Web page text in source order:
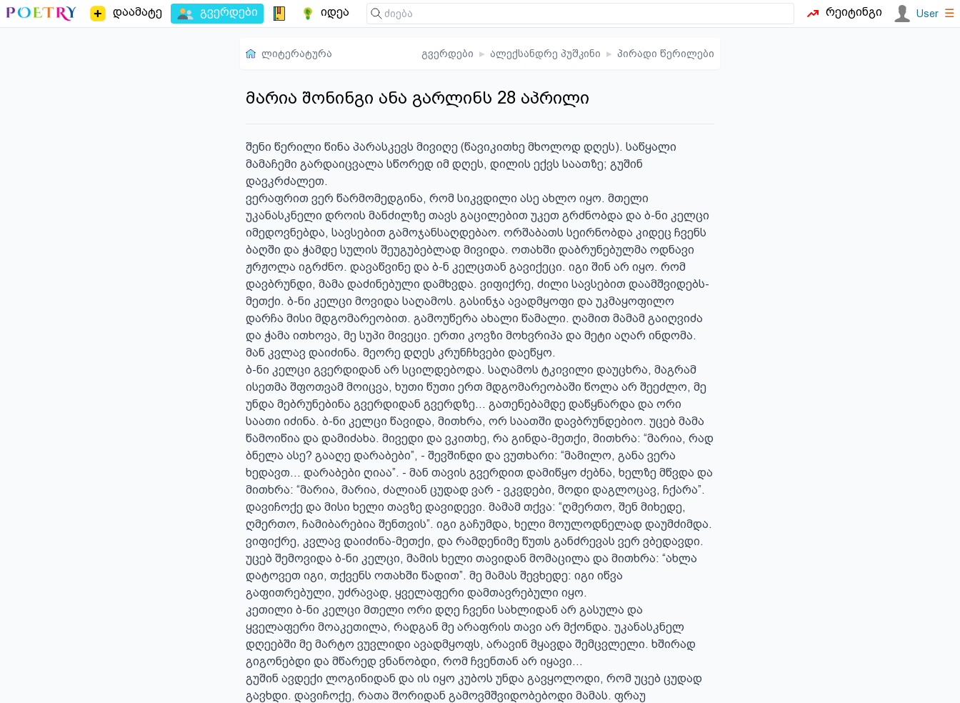
დაამატე გვერდები იდეა რეიტინგი User ☰
ლიტერატურა გვერდები ▸ ალექსანდრე პუშკინი ▸ პირადი წერილები
მარია შონინგი ანა გარლინს 28 აპრილი
შენი წერილი წინა პარასკევს მივიღე (წავიკითხე მხოლოდ დღეს). საწყალი
მამაჩემი გარდაიცვალა სწორედ იმ დღეს, დილის ექვს საათზე; გუშინ
დავკრძალეთ.
ვერაფრით ვერ წარმომედგინა, რომ სიკვდილი ასე ახლო იყო. მთელი
უკანასკნელი დროის მანძილზე თავს გაცილებით უკეთ გრძნობდა და ბ-ნი კელცი
იმედოვნებდა, სავსებით გამოჯანსაღდებაო. ორშაბათს სეირნობდა კიდეც ჩვენს
ბაღში და ჭამდე სულის შეუგუბებლად მივიდა. ოთახში დაბრუნებულმა ოდნავი
ჟრჟოლა იგრძნო. დავაწვინე და ბ-ნ კელცთან გავიქეცი. იგი შინ არ იყო. რომ
დავბრუნდი, მამა დაძინებული დამხვდა. ვიფიქრე, ძილი სავსებით დაამშვიდებს-
მეთქი. ბ-ნი კელცი მოვიდა საღამოს. გასინჯა ავადმყოფი და უკმაყოფილო
დარჩა მისი მდგომარეობით. გამოუწერა ახალი წამალი. ღამით მამამ გაიღვიძა
და ჭამა ითხოვა, მე სუპი მივეცი. ერთი კოვზი მოხვრიპა და მეტი აღარ ინდომა.
მან კვლავ დაიძინა. მეორე დღეს კრუნჩხვები დაეწყო.
ბ-ნი კელცი გვერდიდან არ სცილდებოდა. საღამოს ტკივილი დაუცხრა, მაგრამ
ისეთმა შფოთვამ მოიცვა, ხუთი წუთი ერთ მდგომარეობაში წოლა არ შეეძლო, მე
უნდა მებრუნებინა გვერდიდან გვერდზე... გათენებამდე დაწყნარდა და ორი
საათი იძინა. ბ-ნი კელცი წავიდა, მითხრა, ორ საათში დავბრუნდებიო. უცებ მამა
წამოიწია და დამიძახა. მივედი და ვკითხე, რა გინდა-მეთქი, მითხრა: “მარია, რად
ბნელა ასე? გააღე დარაბები”, - შევშინდი და ვუთხარი: “მამილო, განა ვერა
ხედავთ... დარაბები ღიაა”. - მან თავის გვერდით დამიწყო ძებნა, ხელზე მწვდა და
მითხრა: “მარია, მარია, ძალიან ცუდად ვარ - ვკვდები, მოდი დაგლოცავ, ჩქარა”.
დავიჩოქე და მისი ხელი თავზე დავიდევი. მამამ თქვა: “ღმერთო, შენ მიხედე,
ღმერთო, ჩამიბარებია შენთვის”. იგი გაჩუმდა, ხელი მოულოდნელად დაუმძიმდა.
ვიფიქრე, კვლავ დაიძინა-მეთქი, და რამდენიმე წუთს განძრევას ვერ ვბედავდი.
უცებ შემოვიდა ბ-ნი კელცი, მამის ხელი თავიდან მომაცილა და მითხრა: “ახლა
დატოვეთ იგი, თქვენს ოთახში წადით”. მე მამას შევხედე: იგი იწვა
გაფითრებული, უძრავად, ყველაფერი დამთავრებული იყო.
კეთილი ბ-ნი კელცი მთელი ორი დღე ჩვენი სახლიდან არ გასულა და
ყველაფერი მოაკეთილა, რადგან მე არაფრის თავი არ მქონდა. უკანასკნელ
დღეებში მე მარტო ვუვლიდი ავადმყოფს, არავინ მყავდა შემცვლელი. ხშირად
გიგონებდი და მწარედ ვნანობდი, რომ ჩვენთან არ იყავი...
გუშინ ავდექი ლოგინიდან და ის იყო კუბოს უნდა გავყოლოდი, რომ უცებ ცუდად
გავხდი. დავიჩოქე, რათა შორიდან გამოვმშვიდობებოდი მამას. ფრაუ